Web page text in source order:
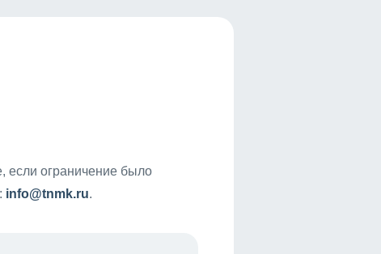
если ограничение было
info@tnmk.ru.